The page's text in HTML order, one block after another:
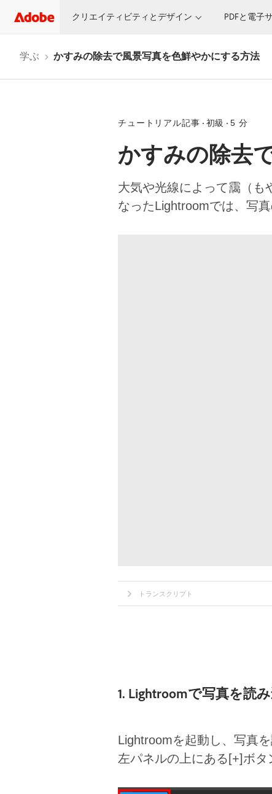
クリエイティビティとデザイン PDFと電子
学ぶ かすみの除去で風景写真を色鮮やかにする方法
チュートリアル記事 初級 5 分
かすみの除去
大気や光線によって靄（も
なったLightroomでは、写
トランスクリプト
1. Lightroomで写真を読
Lightroomを起動し、写真を
左パネルの上にある[+]ボタ